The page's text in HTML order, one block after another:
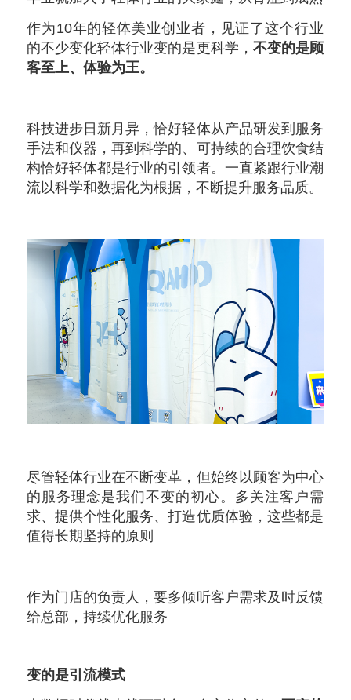
作为10年的轻体美业创业者，见证了这个行业
的不少变化轻体行业变的是更科学， 不变的是顾
客至上、体验为王。
科技进步日新月异，恰好轻体从产品研发到服务
手法和仪器，再到科学的、可持续的合理饮食结
构恰好轻体都是行业的引领者。一直紧跟行业潮
流以科学和数据化为根据，不断提升服务品质。
尽管轻体行业在不断变革，但始终以顾客为中心
的服务理念是我们不变的初心。多关注客户需
求、提供个性化服务、打造优质体验，这些都是
值得长期坚持的原则
作为门店的负责人，要多倾听客户需求及时反馈
给总部，持续优化服务
变的是引流模式